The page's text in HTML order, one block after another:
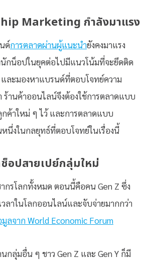
Marketing กำลังมาแรง
ด์การตลาดผ่านผู้แนะนำยังคงมาแรง
นักน็อปในยุคต่อไปมีแนวโน้มที่จะยึดติด
ละมองหาแบรนด์ที่ตอบโจทย์ความ
ร้านค้าออนไลน์จึงต้องใช้การตลาดแบบ
ค้าใหม่ ๆ ไว้ และการตลาดแบบ
หนึ่งในกลยุทธ์ที่ตอบโจทย์ในเรื่องนี้
อปสายเปย์กลุ่มใหม่
กรโลกทั้งหมด ตอนนี้คือคน Gen Z ซึ่ง
ลาในโลกออนไลน์และจับจ่ายมากกว่า
ลจาก World Economic Forum
กลุ่มอื่น ๆ ชาว Gen Z และ Gen Y ก็มี